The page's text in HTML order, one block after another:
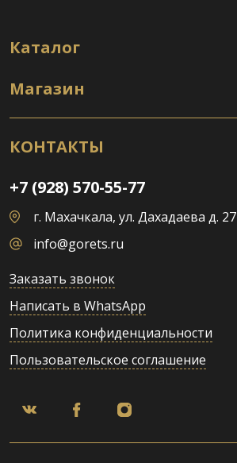
Каталог
Магазин
КОНТАКТЫ
+7 (928) 570-55-77
г. Махачкала, ул. Дахадаева д. 27
info@gorets.ru
Заказать звонок
Написать в WhatsApp
Политика конфиденциальности
Пользовательское соглашение